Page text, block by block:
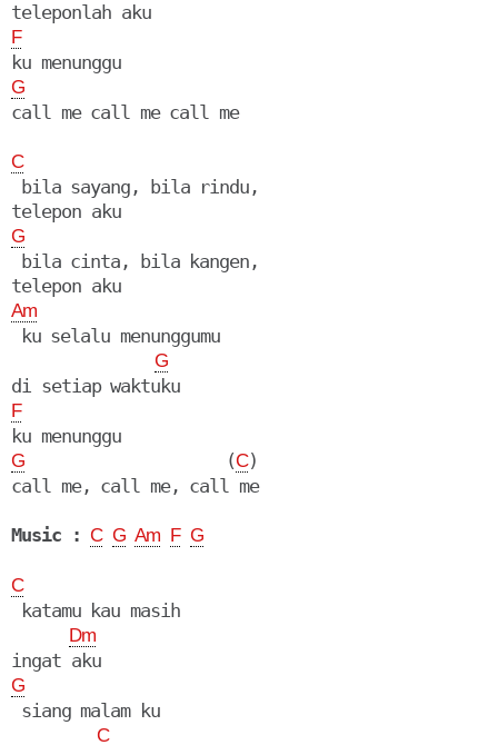
teleponlah aku
F
ku menunggu
G
call me call me call me
C
bila sayang, bila rindu,
telepon aku
G
bila cinta, bila kangen,
telepon aku
Am
ku selalu menunggumu
G
F
ku menunggu
G
                     (
C)
call me, call me, call me
Music : C G Am F G
C
katamu kau masih
Dm
ingat aku
G
siang malam ku
C